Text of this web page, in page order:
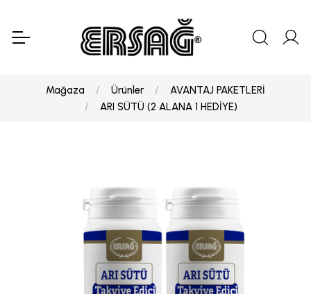
Mağaza Ürünler
AVANTAJ PAKETLERİ
ARI SÜTÜ (2 ALANA 1 HEDİYE)